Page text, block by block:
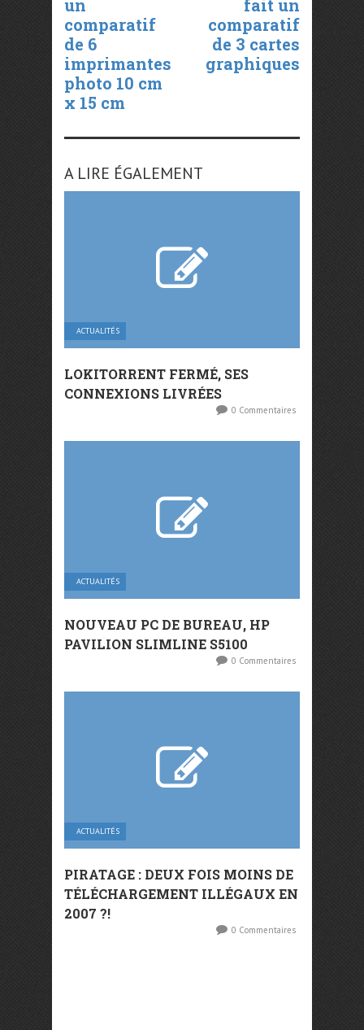
un
comparatif
de 6
imprimantes
photo 10 cm
x 15 cm
fait un
comparatif
de 3 cartes
graphiques
A LIRE ÉGALEMENT
ACTUALITÉS
LOKITORRENT FERMÉ, SES
CONNEXIONS LIVRÉES
0 Commentaires
ACTUALITÉS
NOUVEAU PC DE BUREAU, HP
PAVILION SLIMLINE S5100
0 Commentaires
ACTUALITÉS
PIRATAGE : DEUX FOIS MOINS DE
TÉLÉCHARGEMENT ILLÉGAUX EN
2007 ?!
0 Commentaires